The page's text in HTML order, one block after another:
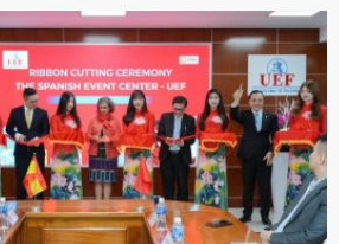
ngày càng thực chất.